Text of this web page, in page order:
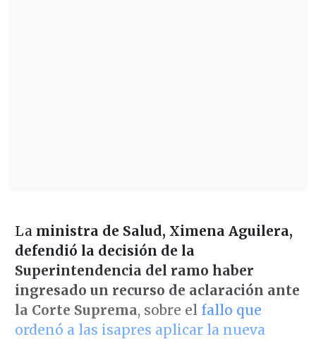
La ministra de Salud, Ximena Aguilera,
defendió la decisión de la
Superintendencia del ramo haber
ingresado un recurso de aclaración ante
la Corte Suprema, sobre el fallo que
ordenó a las isapres aplicar la nueva